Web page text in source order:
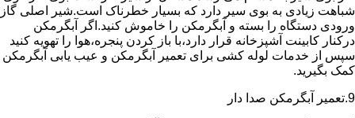
شباهت زیادی به بوی سیر دارد که بسیار خطرناک است.شیر اصلی گاز
ورودی دستگاه را بسته و آبگرمکن را خاموش کنید.اگر آبگرمکن
درکنار کابینت آشپزخانه قرار دارد،با باز کردن پنجره،هوا را تهویه کنید
سپس از خدمات لوله کشی برای تعمیر آبگرمکن و عیب یابی آبگرمکن
کمک بگیرید.
9.تعمیر آبگرمکن صدا دار